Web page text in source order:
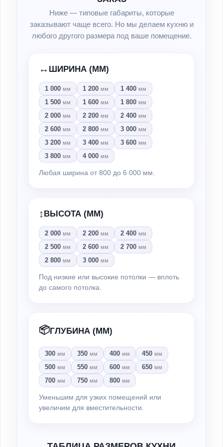
Ниже — типовые габариты, которые
заказывают чаще всего. Но мы делаем кухню и
любого другого размера под ваше помещение.
↔️ ШИРИНА (ММ)
1 000 мм 1 200 мм 1 400 мм
1 500 мм 1 600 мм 1 800 мм
2 000 мм 2 200 мм 2 400 мм
2 600 мм 2 800 мм 3 000 мм
3 200 мм 3 400 мм 3 600 мм
3 800 мм 4 000 мм
Любая ширина от 800 до 6 000 мм.
↕️ВЫСОТА (ММ)
2 000 мм 2 200 мм 2 400 мм
2 500 мм 2 600 мм 2 700 мм
2 800 мм 3 000 мм
Под низкие или высокие потолки — вплоть
до самого потолка.
📦ГЛУБИНА (ММ)
300 мм 350 мм 400 мм 450 мм
500 мм 550 мм 600 мм 650 мм
700 мм 750 мм 800 мм
Уменьшим для узких помещений или
увеличим для вместительности.